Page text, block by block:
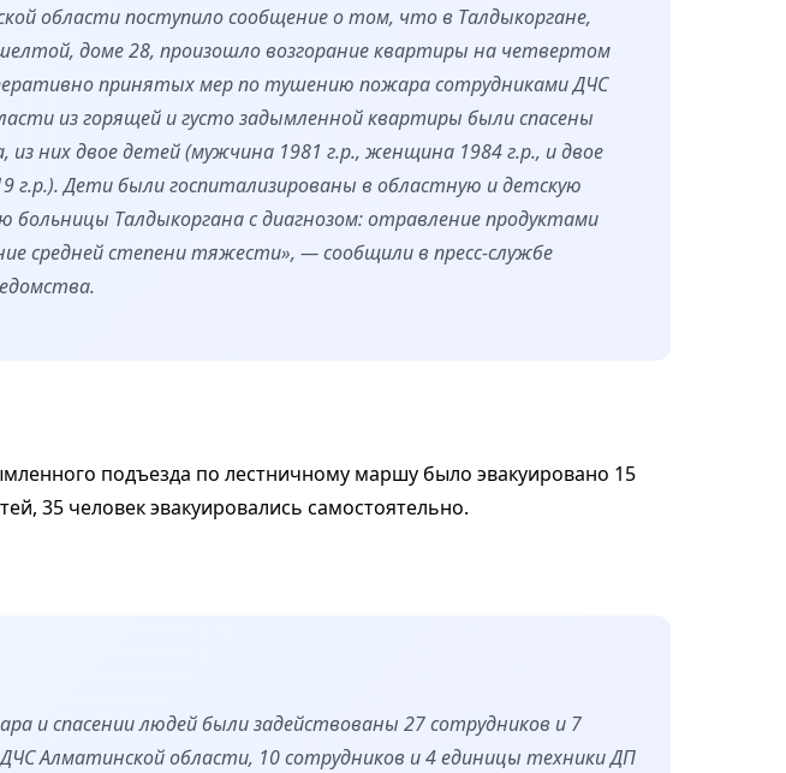
области поступило сообщение о том, что в Талдыкоргане,
доме 28, произошло возгорание квартиры на четвертом
принятых мер по тушению пожара сотрудниками ДЧС
из горящей и густо задымленной квартиры были спасены
из них двое детей (мужчина 1981 г.р., женщина 1984 г.р., и двое
г.р.). Дети были госпитализированы в областную и детскую
больницы Талдыкоргана с диагнозом: отравление продуктами
средней степени тяжести», — сообщили в пресс-службе
подъезда по лестничному маршу было эвакуировано 15
35 человек эвакуировались самостоятельно.
и спасении людей были задействованы 27 сотрудников и 7
Алматинской области, 10 сотрудников и 4 единицы техники ДП